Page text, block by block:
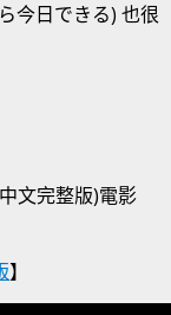
今日できる) 也很
文完整版)電影
】